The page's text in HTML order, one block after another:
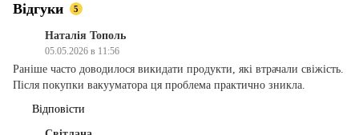
Відгуки 5
Наталія Тополь
05.05.2026 в 11:56
Раніше часто доводилося викидати продукти, які втрачали свіжість.
Після покупки вакууматора ця проблема практично зникла.
Відповісти